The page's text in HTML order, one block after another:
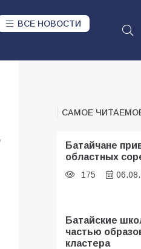
ВСЕ НОВОСТИ
САМОЕ
Батайчане
областных
175
Батайские
частью
кластера